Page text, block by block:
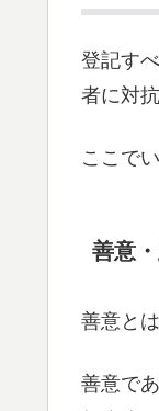
登記す
者に対
ここで
善意
善意と
善意で